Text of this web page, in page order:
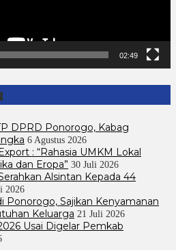
02:49
DPRD Ponorogo, Kabag
6 Agustus 2026
: “Rahasia UMKM Lokal
dan Eropa” 30 Juli 2026
Alsintan Kepada 44
2026
Ponorogo, Sajikan Kenyamanan
Keluarga 21 Juli 2026
Usai Digelar Pemkab